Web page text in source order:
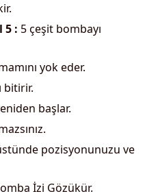
5 : 5 çeşit bombayı
yok eder.
bitirir.
başlar.
pozisyonunuzu ve
İzi Gözükür.